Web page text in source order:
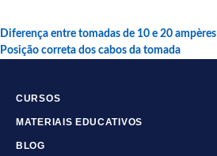
Diferença entre tomadas de 10 e 20 ampères
Posição correta dos cabos da tomada
CURSOS
MATERIAIS EDUCATIVOS
BLOG